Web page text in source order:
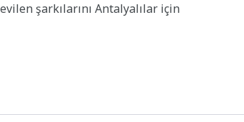
şarkılarını Antalyalılar için